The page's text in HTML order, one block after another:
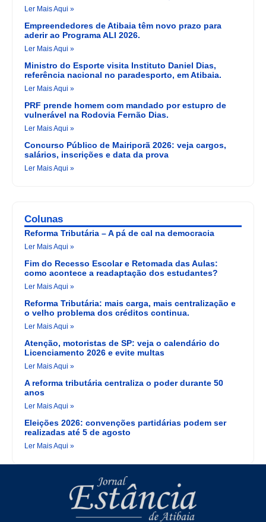
Ler Mais Aqui »
Empreendedores de Atibaia têm novo prazo para
aderir ao Programa ALI 2026.
Ler Mais Aqui »
Ministro do Esporte visita Instituto Daniel Dias,
referência nacional no paradesporto, em Atibaia.
Ler Mais Aqui »
PRF prende homem com mandado por estupro de
vulnerável na Rodovia Fernão Dias.
Ler Mais Aqui »
Concurso Público de Mairiporã 2026: veja cargos,
salários, inscrições e data da prova
Ler Mais Aqui »
Colunas
Reforma Tributária – A pá de cal na democracia
Ler Mais Aqui »
Fim do Recesso Escolar e Retomada das Aulas:
como acontece a readaptação dos estudantes?
Ler Mais Aqui »
Reforma Tributária: mais carga, mais centralização e
o velho problema dos créditos continua.
Ler Mais Aqui »
Atenção, motoristas de SP: veja o calendário do
Licenciamento 2026 e evite multas
Ler Mais Aqui »
A reforma tributária centraliza o poder durante 50
anos
Ler Mais Aqui »
Eleições 2026: convenções partidárias podem ser
realizadas até 5 de agosto
Ler Mais Aqui »